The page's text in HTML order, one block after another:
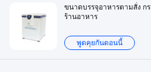
ขนาดบรรจุอาหารตามสั่ง ก
ร้านอาหาร
พูดคุยกันตอนนี้